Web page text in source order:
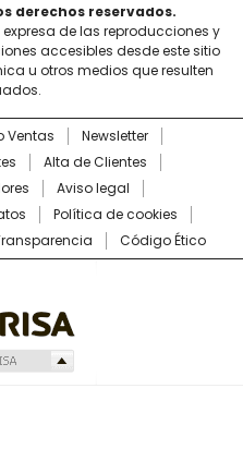
derechos reservados.
expresa de las reproducciones y
accesibles desde este sitio
u otros medios que resulten
Ventas
Newsletter
Alta de Clientes
Aviso legal
Política de cookies
Código Ético